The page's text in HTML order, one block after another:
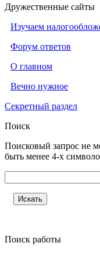
Дружественные сайты
Изучаем
Форум ответов
О главном
Вечно нужное
Секретный раздел
Поиск
Поисковый запрос не
быть менее 4-х
Поиск работы